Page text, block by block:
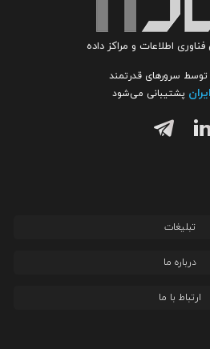
اطلاعات و مراکز داده
سرورهای قدرتمند
پشتیبانی می‌شود
تبلیغات
درباره ما
ارتباط با ما